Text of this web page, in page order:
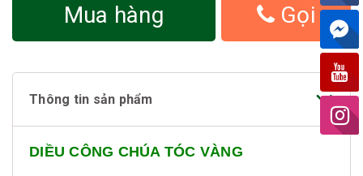
Mua hàng Gọi
Thông tin sản phẩm
DIỀU CÔNG CHÚA TÓC VÀNG